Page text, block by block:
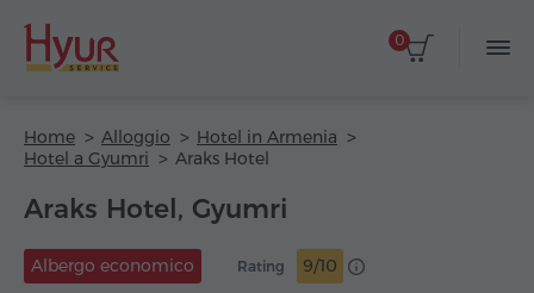
0
Home Alloggio
Hotel in Armenia
Hotel a Gyumri
Araks Hotel
Araks Hotel, Gyumri
Albergo economico Rating 9/10